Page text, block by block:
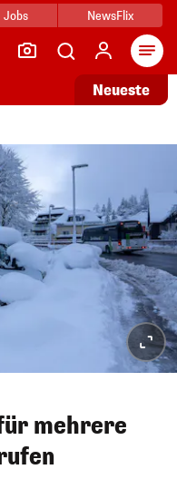
Jobs NewsFlix
Neueste
mehrere